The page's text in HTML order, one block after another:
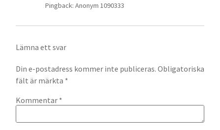
Pingback: Anonym 1090333
Lämna ett svar
Din e-postadress kommer inte publiceras. Obligatoriska
fält är märkta *
Kommentar *